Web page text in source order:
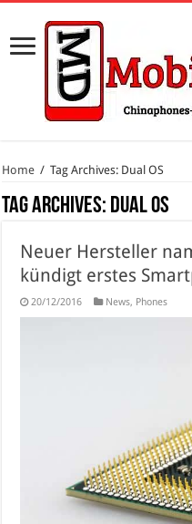
Home / Tag Archives: Dual OS
Tag Archives: Dual OS
Neuer Hersteller
kündigt erstes
20/12/2016 News, Phones